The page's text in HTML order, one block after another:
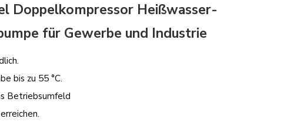
Doppelkompressor Heißwasser-
für Gewerbe und Industrie
bis zu 55 °C.
Betriebsumfeld